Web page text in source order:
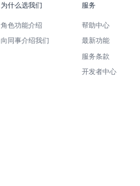
为什么选我们
角色功能介绍
向同事介绍我们
服务
帮助中心
最新功能
服务条款
开发者中心